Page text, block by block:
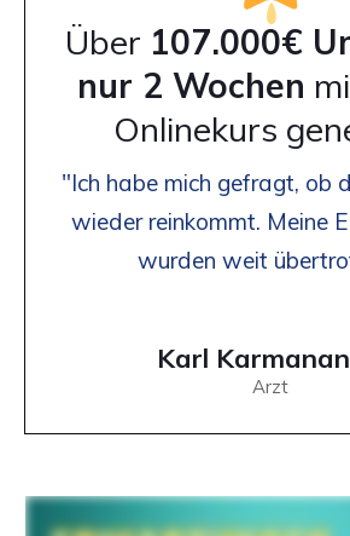
Über 107.000€
nur 2 Wochen
Onlinekurs
"Ich habe mich gefragt, ob
wieder reinkommt. Meine
wurden weit
Karl
Arzt